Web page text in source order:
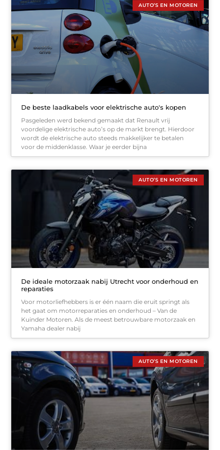
AUTO’S EN MOTOREN
De beste laadkabels voor elektrische auto's kopen
Pasgeleden werd bekend gemaakt dat Renault vrij
voordelige elektrische auto’s op de markt brengt. Hierdoor
wordt de elektrische auto steeds makkelijker te betalen
voor de middenklasse. Waar je eerder bijna
AUTO’S EN MOTOREN
De ideale motorzaak nabij Utrecht voor onderhoud en
reparaties
Voor motorliefhebbers is er één naam die eruit springt als
het gaat om motorreparaties en onderhoud – Van de
Kuinder Motoren. Als de meest betrouwbare motorzaak en
Yamaha dealer nabij
AUTO’S EN MOTOREN